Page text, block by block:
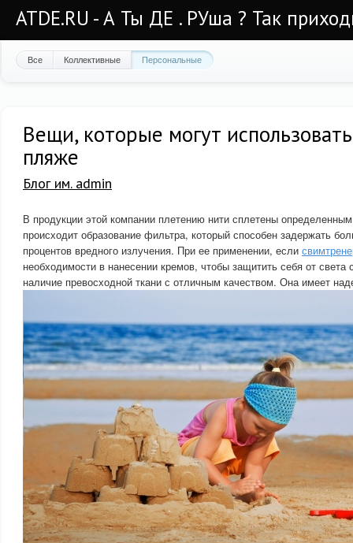
ATDE.RU - А Ты ДЕ . РУша ? Так
Все Коллективные Персональные
Вещи, которые могут
пляже
Блог им. admin
В продукции этой компании плетению нити сплетены
происходит образование фильтра, который способен задержать
процентов вредного излучения. При ее применении, если
необходимости в нанесении кремов, чтобы защитить себя от света
наличие превосходной ткани с отличным качеством. Она имеет